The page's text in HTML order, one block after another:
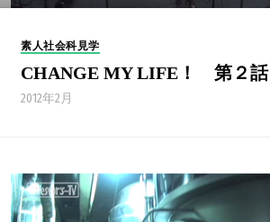
素人社会科見学
CHANGE MY LIFE！ 第２話
2012年2月